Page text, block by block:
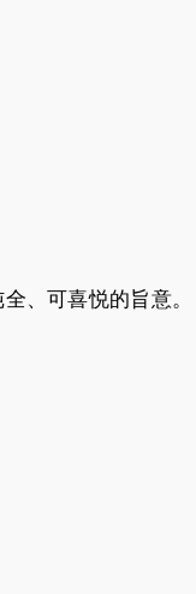
、可喜悦的旨意。